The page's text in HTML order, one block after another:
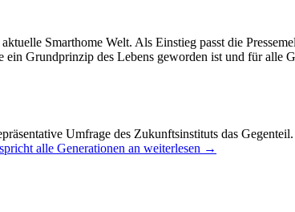
Smarthome Welt. Als Einstieg passt die
Grundprinzip des Lebens geworden ist und für alle
Umfrage des Zukunftsinstituts das
alle Generationen an weiterlesen →